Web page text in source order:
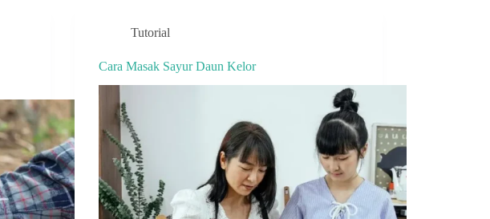
Tutorial
Cara Masak Sayur Daun Kelor